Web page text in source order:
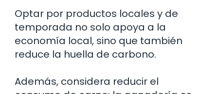
Optar por productos locales y de
temporada no solo apoya a la
economía local, sino que también
reduce la huella de carbono.
Además, considera reducir el